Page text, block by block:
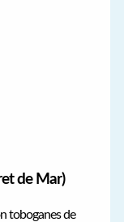
de Mar)
toboganes de